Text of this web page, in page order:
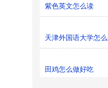
紫色英文怎么读
天津外国语大学怎
田鸡怎么做好吃